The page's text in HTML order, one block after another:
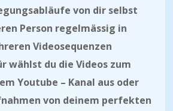
von dir selbst
Person regelmässig in
Videosequenzen
wählst du die Videos zum
Youtube – Kanal aus oder
von deinem perfekten